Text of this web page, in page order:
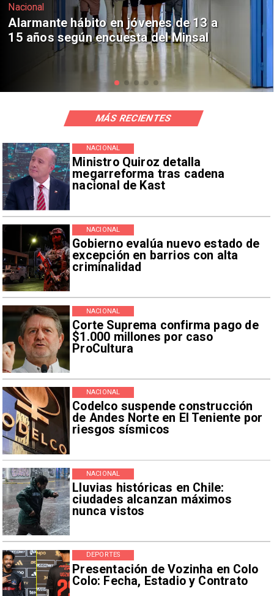
Regiones
Aprueban creación del Parque
Sebastián Piñera con inversión de $4
mil millones
Ministro Quiroz detalla
megarreforma tras cadena
nacional de Kast
NACIONAL
Gobierno evalúa nuevo estado de
excepción en barrios con alta
criminalidad
NACIONAL
Corte Suprema confirma pago de
$1.000 millones por caso
ProCultura
NACIONAL
Codelco suspende construcción
de Andes Norte en El Teniente por
riesgos sísmicos
NACIONAL
Lluvias históricas en Chile:
ciudades alcanzan máximos
nunca vistos
NACIONAL
Presentación de Vozinha en Colo
Colo: Fecha, Estadio y Contrato
DEPORTES
MÁS RECIENTES